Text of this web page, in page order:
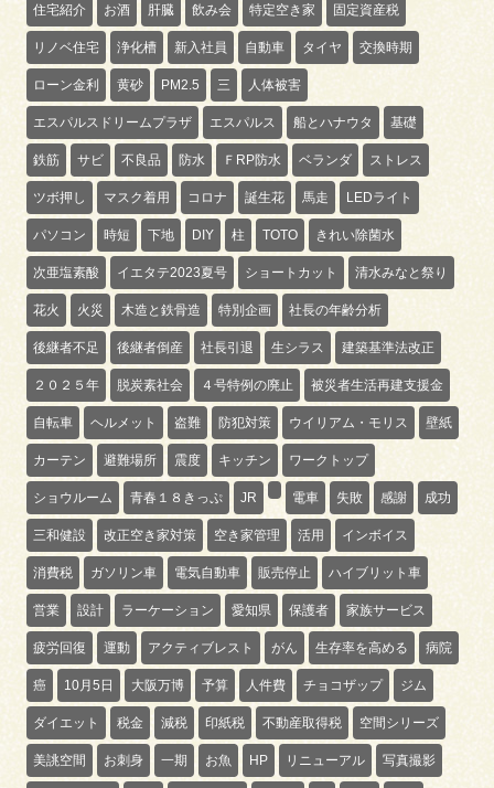
住宅紹介 お酒 肝臓 飲み会 特定空き家 固定資産税
リノベ住宅 浄化槽 新入社員 自動車 タイヤ 交換時期
ローン金利 黄砂 PM2.5 三 人体被害
エスパルスドリームプラザ エスパルス 船とハナウタ 基礎
鉄筋 サビ 不良品 防水 ＦRP防水 ベランダ ストレス
ツボ押し マスク着用 コロナ 誕生花 馬走 LEDライト
パソコン 時短 下地 DIY 柱 TOTO きれい除菌水
次亜塩素酸 イエタテ2023夏号 ショートカット 清水みなと祭り
花火 火災 木造と鉄骨造 特別企画 社長の年齢分析
後継者不足 後継者倒産 社長引退 生シラス 建築基準法改正
２０２５年 脱炭素社会 ４号特例の廃止 被災者生活再建支援金
自転車 ヘルメット 盗難 防犯対策 ウイリアム・モリス 壁紙
カーテン 避難場所 震度 キッチン ワークトップ
ショウルーム 青春１８きっぷ JR 電車 失敗 感謝 成功
三和健設 改正空き家対策 空き家管理 活用 インボイス
消費税 ガソリン車 電気自動車 販売停止 ハイブリット車
営業 設計 ラーケーション 愛知県 保護者 家族サービス
疲労回復 運動 アクティブレスト がん 生存率を高める 病院
癌 10月5日 大阪万博 予算 人件費 チョコザップ ジム
ダイエット 税金 減税 印紙税 不動産取得税 空間シリーズ
美誂空間 お刺身 一期 お魚 HP リニューアル 写真撮影